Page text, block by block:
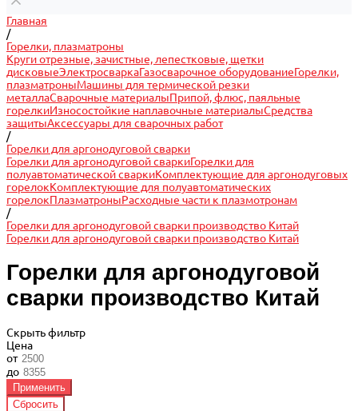
Главная
/
Горелки, плазматроны
Круги отрезные, зачистные, лепестковые, щетки
дисковыеЭлектросваркаГазосварочное оборудованиеГорелки,
плазматроныМашины для термической резки
металлаСварочные материалыПрипой, флюс, паяльные
горелкиИзносостойкие наплавочные материалыСредства
защитыАксессуары для сварочных работ
/
Горелки для аргонодуговой сварки
Горелки для аргонодуговой сваркиГорелки для
полуавтоматической сваркиКомплектующие для аргонодуговых
горелокКомплектующие для полуавтоматических
горелокПлазматроныРасходные части к плазмотронам
/
Горелки для аргонодуговой сварки производство Китай
Горелки для аргонодуговой сварки производство Китай
Горелки для аргонодуговой
сварки производство Китай
Скрыть фильтр
Цена
от
до